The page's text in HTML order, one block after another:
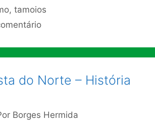
, tamoios
do Norte – História
Borges Hermida